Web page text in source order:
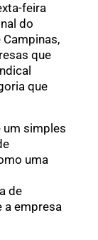
feira
do
Campinas,
que
que
simples
uma
de
a empresa